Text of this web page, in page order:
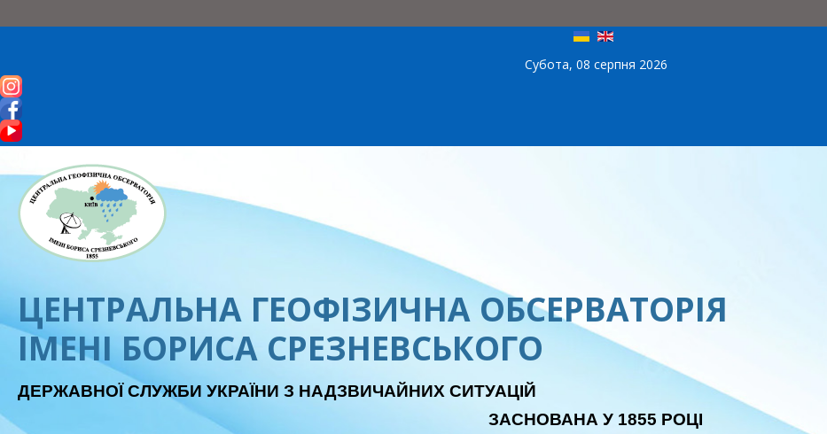
Субота, 08 серпня 2026
ЦЕНТРАЛЬНА ГЕОФІЗИЧНА ОБСЕРВАТОРІЯ
ІМЕНІ БОРИСА СРЕЗНЕВСЬКОГО
ДЕРЖАВНОЇ СЛУЖБИ УКРАЇНИ З НАДЗВИЧАЙНИХ СИТУАЦІЙ
ЗАСНОВАНА У 1855 РОЦІ